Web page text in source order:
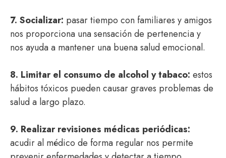
7. Socializar: pasar tiempo con familiares y amigos
nos proporciona una sensación de pertenencia y
nos ayuda a mantener una buena salud emocional.
8. Limitar el consumo de alcohol y tabaco: estos
hábitos tóxicos pueden causar graves problemas de
salud a largo plazo.
9. Realizar revisiones médicas periódicas:
acudir al médico de forma regular nos permite